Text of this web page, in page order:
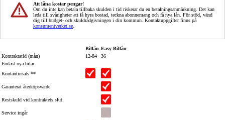
Att låna kostar pengar!
Om du inte kan betala tillbaka skulden i tid riskerar du en betalningsanmärkning. Det kan
leda till svårigheter att få hyra bostad, teckna abonnemang och få nya lån. För stöd, vänd
dig till budget- och skuldrådgivningen i din kommun. Kontaktuppgifter finns på
konsumentverket.se
Billån Easy Billån
Kontraktstid (mån)
12-84
36
Endast nya bilar
Kontantinsats **
Garanterat återköpsvärde
Restskuld vid kontraktets slut
Service ingår